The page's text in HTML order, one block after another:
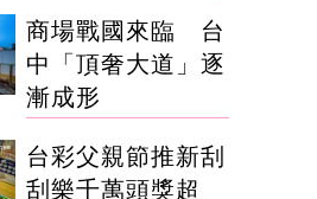
商場戰國來臨 台
中「頂奢大道」逐
漸成形
台彩父親節推新刮
刮樂千萬頭獎超